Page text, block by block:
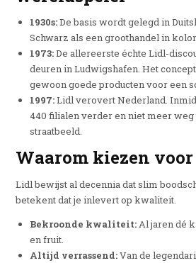
1930s:De basis wordt gelegd in
Schwarz als een groothandel in
1973:De allereerste échte Lidl-
deuren in Ludwigshafen. Het
gewoon goede producten voor een
1997:Lidl verovert Nederland.
440 filialen verder en niet meer weg
straatbeeld.
Waarom kiezen
Lidl bewijst al decennia dat slim
betekent dat je inlevert op kwaliteit.
Bekroonde kwaliteit:Al jaren dé
en fruit.
Altijd verrassend:Van de